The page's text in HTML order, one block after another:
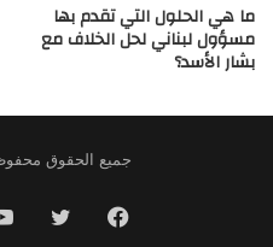
ما هي الحلول التي تقدم بها
مسؤول لبناني لحل الخلاف مع
بشار الأسد؟
جميع الحقوق محفوظة ©
فيسبوك تويتر